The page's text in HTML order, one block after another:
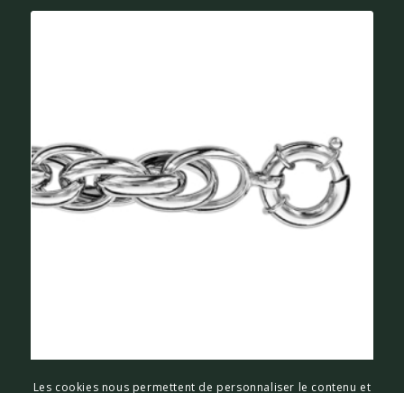
Les cookies nous permettent de personnaliser le contenu et